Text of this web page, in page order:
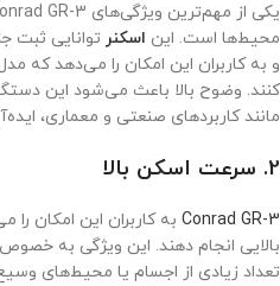
محیط‌ها است. این اسکنر توانایی ثبت
و به کاربران این امکان را می‌دهد که
کنند. وضوح بالا باعث می‌شود این
مانند کاربردهای صنعتی و معماری،
2. سرعت اسکن بالا
Conrad GR-3 به کاربران این امکان
بالایی انجام دهند. این ویژگی به
تعداد زیادی از اجسام یا محیط‌های